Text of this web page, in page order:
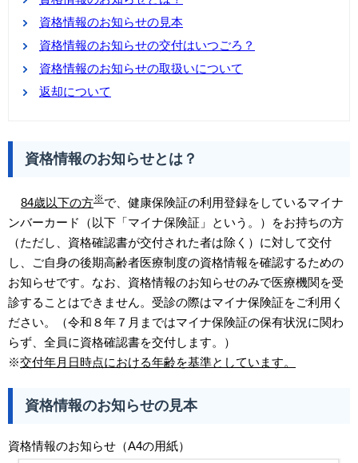
資格情報のお知らせの見本
資格情報のお知らせの交付はいつごろ？
資格情報のお知らせの取扱いについて
返却について
資格情報のお知らせとは？
84歳以下の方※ で、健康保険証の利用登録をしているマイナ
ンバーカード（以下「マイナ保険証」という。）をお持ちの方
（ただし、資格確認書が交付された者は除く）に対して交付
し、ご自身の後期高齢者医療制度の資格情報を確認するための
お知らせです。なお、資格情報のお知らせのみで医療機関を受
診することはできません。受診の際はマイナ保険証をご利用く
ださい。（令和８年７月まではマイナ保険証の保有状況に関わ
らず、全員に資格確認書を交付します。）
※交付年月日時点における年齢を基準としています。
資格情報のお知らせの見本
資格情報のお知らせ（A4の用紙）